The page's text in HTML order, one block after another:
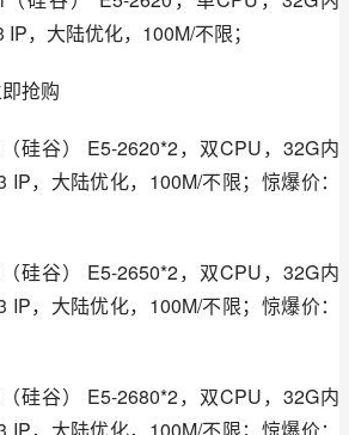
，大陆优化，100M/不限；
抢购
（硅谷） E5-2620*2，双CPU，32G内
，大陆优化，100M/不限；惊爆价：
（硅谷） E5-2650*2，双CPU，32G内
，大陆优化，100M/不限；惊爆价：
（硅谷） E5-2680*2，双CPU，32G内